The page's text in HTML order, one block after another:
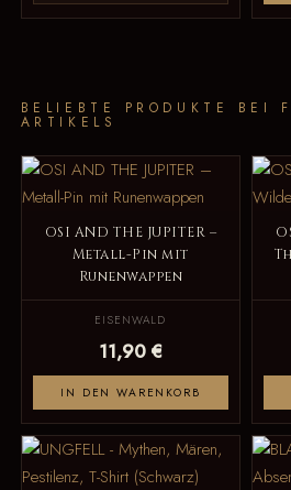
BELIEBTE PRODUKTE BEI
ARTIKELS
OSI AND THE JUPITER –
Metall-Pin mit
Runenwappen
EISENWALD
11,90 €
IN DEN WARENKORB